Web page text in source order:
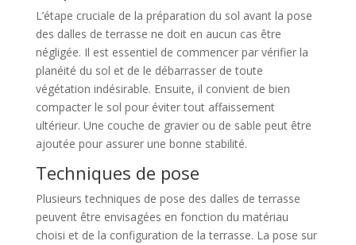
L’étape cruciale de la préparation du sol avant la pose
des dalles de terrasse ne doit en aucun cas être
négligée. Il est essentiel de commencer par vérifier la
planéité du sol et de le débarrasser de toute
végétation indésirable. Ensuite, il convient de bien
compacter le sol pour éviter tout affaissement
ultérieur. Une couche de gravier ou de sable peut être
ajoutée pour assurer une bonne stabilité.
Techniques de pose
Plusieurs techniques de pose des dalles de terrasse
peuvent être envisagées en fonction du matériau
choisi et de la configuration de la terrasse. La pose sur